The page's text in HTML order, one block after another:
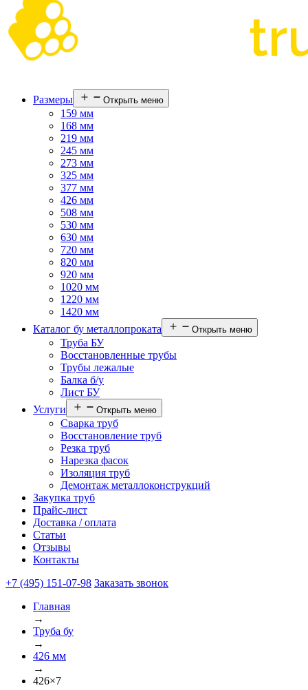
Размеры Открыть меню
159 мм
168 мм
219 мм
245 мм
273 мм
325 мм
377 мм
426 мм
508 мм
530 мм
630 мм
720 мм
820 мм
920 мм
1020 мм
1220 мм
1420 мм
Каталог бу металлопроката
Открыть меню
Труба БУ
Восстановленные трубы
Трубы лежалые
Балка б/у
Лист БУ
Услуги
Открыть меню
Сварка труб
Восстановление труб
Резка труб
Нарезка фасок
Изоляция труб
Демонтаж металлоконструкций
Закупка труб
Прайс-лист
Доставка / оплата
Статьи
Отзывы
Контакты
+7 (495) 151-07-98 Заказать звонок
Главная
→
Труба бу
→
426 мм
→
426×7